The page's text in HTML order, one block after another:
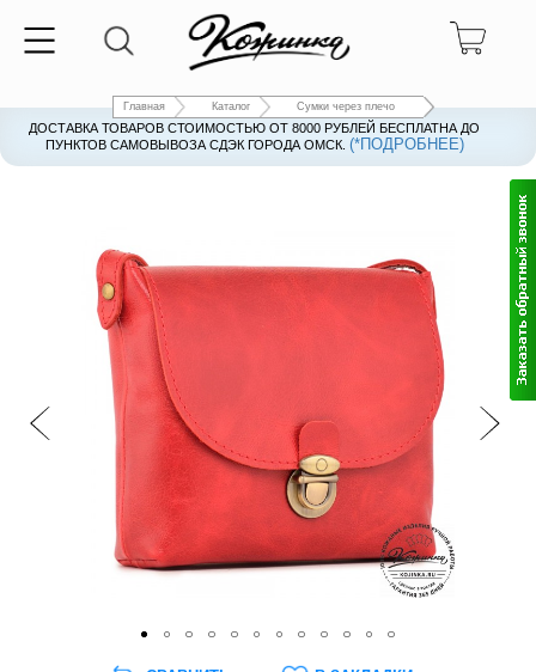
Главная Каталог Сумки через плечо
ДОСТАВКА ТОВАРОВ СТОИМОСТЬЮ ОТ 8000 РУБЛЕЙ БЕСПЛАТНА ДО
ПУНКТОВ САМОВЫВОЗА СДЭК ГОРОДА ОМСК. (*ПОДРОБНЕЕ)